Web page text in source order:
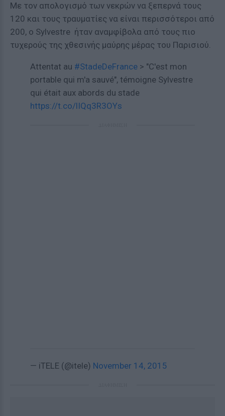
Με τον απολογισμό των νεκρών να ξεπερνά τους
120 και τους τραυματίες να είναι περισσότεροι από
200, ο Sylvestre ήταν αναμφίβολα από τους πιο
τυχερούς της χθεσινής μαύρης μέρας του Παρισιού.
Attentat au #StadeDeFrance > "C'est mon
portable qui m'a sauvé", témoigne Sylvestre
qui était aux abords du stade
https://t.co/lIQq3R3OYs
— iTELE (@itele) November 14, 2015